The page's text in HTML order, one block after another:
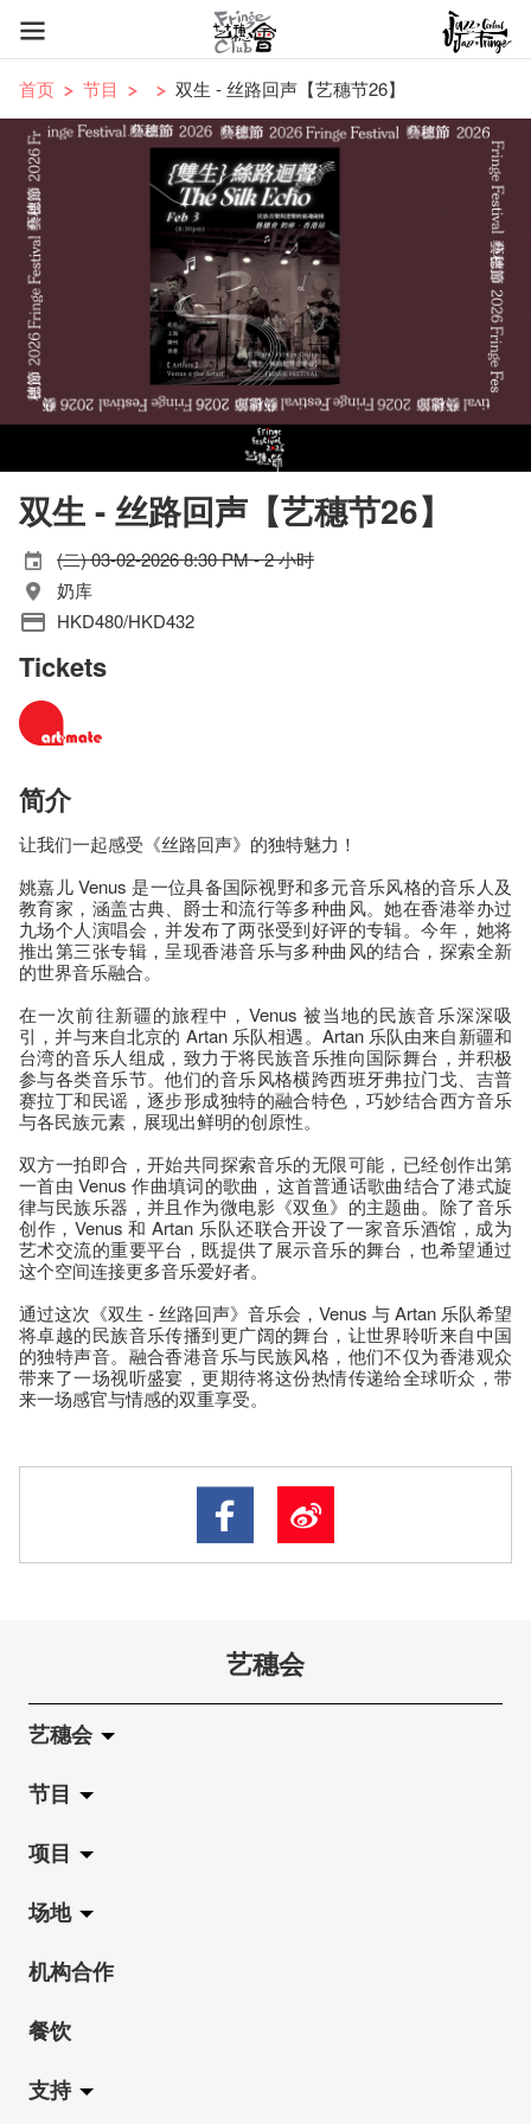
首页 节目 双生 - 丝路回声【艺穗节26】
双生 - 丝路回声【艺穗节26】
(二) 03-02-2026 8:30 PM - 2 小时
奶库
HKD480/HKD432
Tickets
简介
让我们一起感受《丝路回声》的独特魅力！
姚嘉儿 Venus 是一位具备国际视野和多元音乐风格的音乐人及
教育家，涵盖古典、爵士和流行等多种曲风。她在香港举办过
九场个人演唱会，并发布了两张受到好评的专辑。今年，她将
推出第三张专辑，呈现香港音乐与多种曲风的结合，探索全新
的世界音乐融合。
在一次前往新疆的旅程中，Venus 被当地的民族音乐深深吸
引，并与来自北京的 Artan 乐队相遇。Artan 乐队由来自新疆和
台湾的音乐人组成，致力于将民族音乐推向国际舞台，并积极
参与各类音乐节。他们的音乐风格横跨西班牙弗拉门戈、吉普
赛拉丁和民谣，逐步形成独特的融合特色，巧妙结合西方音乐
与各民族元素，展现出鲜明的创原性。
双方一拍即合，开始共同探索音乐的无限可能，已经创作出第
一首由 Venus 作曲填词的歌曲，这首普通话歌曲结合了港式旋
律与民族乐器，并且作为微电影《双鱼》的主题曲。除了音乐
创作，Venus 和 Artan 乐队还联合开设了一家音乐酒馆，成为
艺术交流的重要平台，既提供了展示音乐的舞台，也希望通过
这个空间连接更多音乐爱好者。
通过这次《双生 - 丝路回声》音乐会，Venus 与 Artan 乐队希望
将卓越的民族音乐传播到更广阔的舞台，让世界聆听来自中国
的独特声音。融合香港音乐与民族风格，他们不仅为香港观众
带来了一场视听盛宴，更期待将这份热情传递给全球听众，带
来一场感官与情感的双重享受。
艺穗会
艺穗会
关于艺穗会
艺穗会的演化
使命与宗旨
艺穗会架构
档案库
艺穗网志
节目
拉阔
展览
演出
活动
工作坊
项目
Jazz-Go-Central, Jazz-Go-Fringe
LPL
2015-16 艺术场地资助计划
2015 照亮香港在新加坡
场地
陈丽玲划廊
奶库
地下剧场
机构合作
餐饮
支持